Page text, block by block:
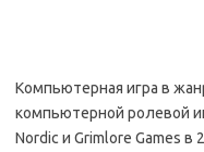
Компьютерная игра в
компьютерной ролевой
Nordic и Grimlore Games в